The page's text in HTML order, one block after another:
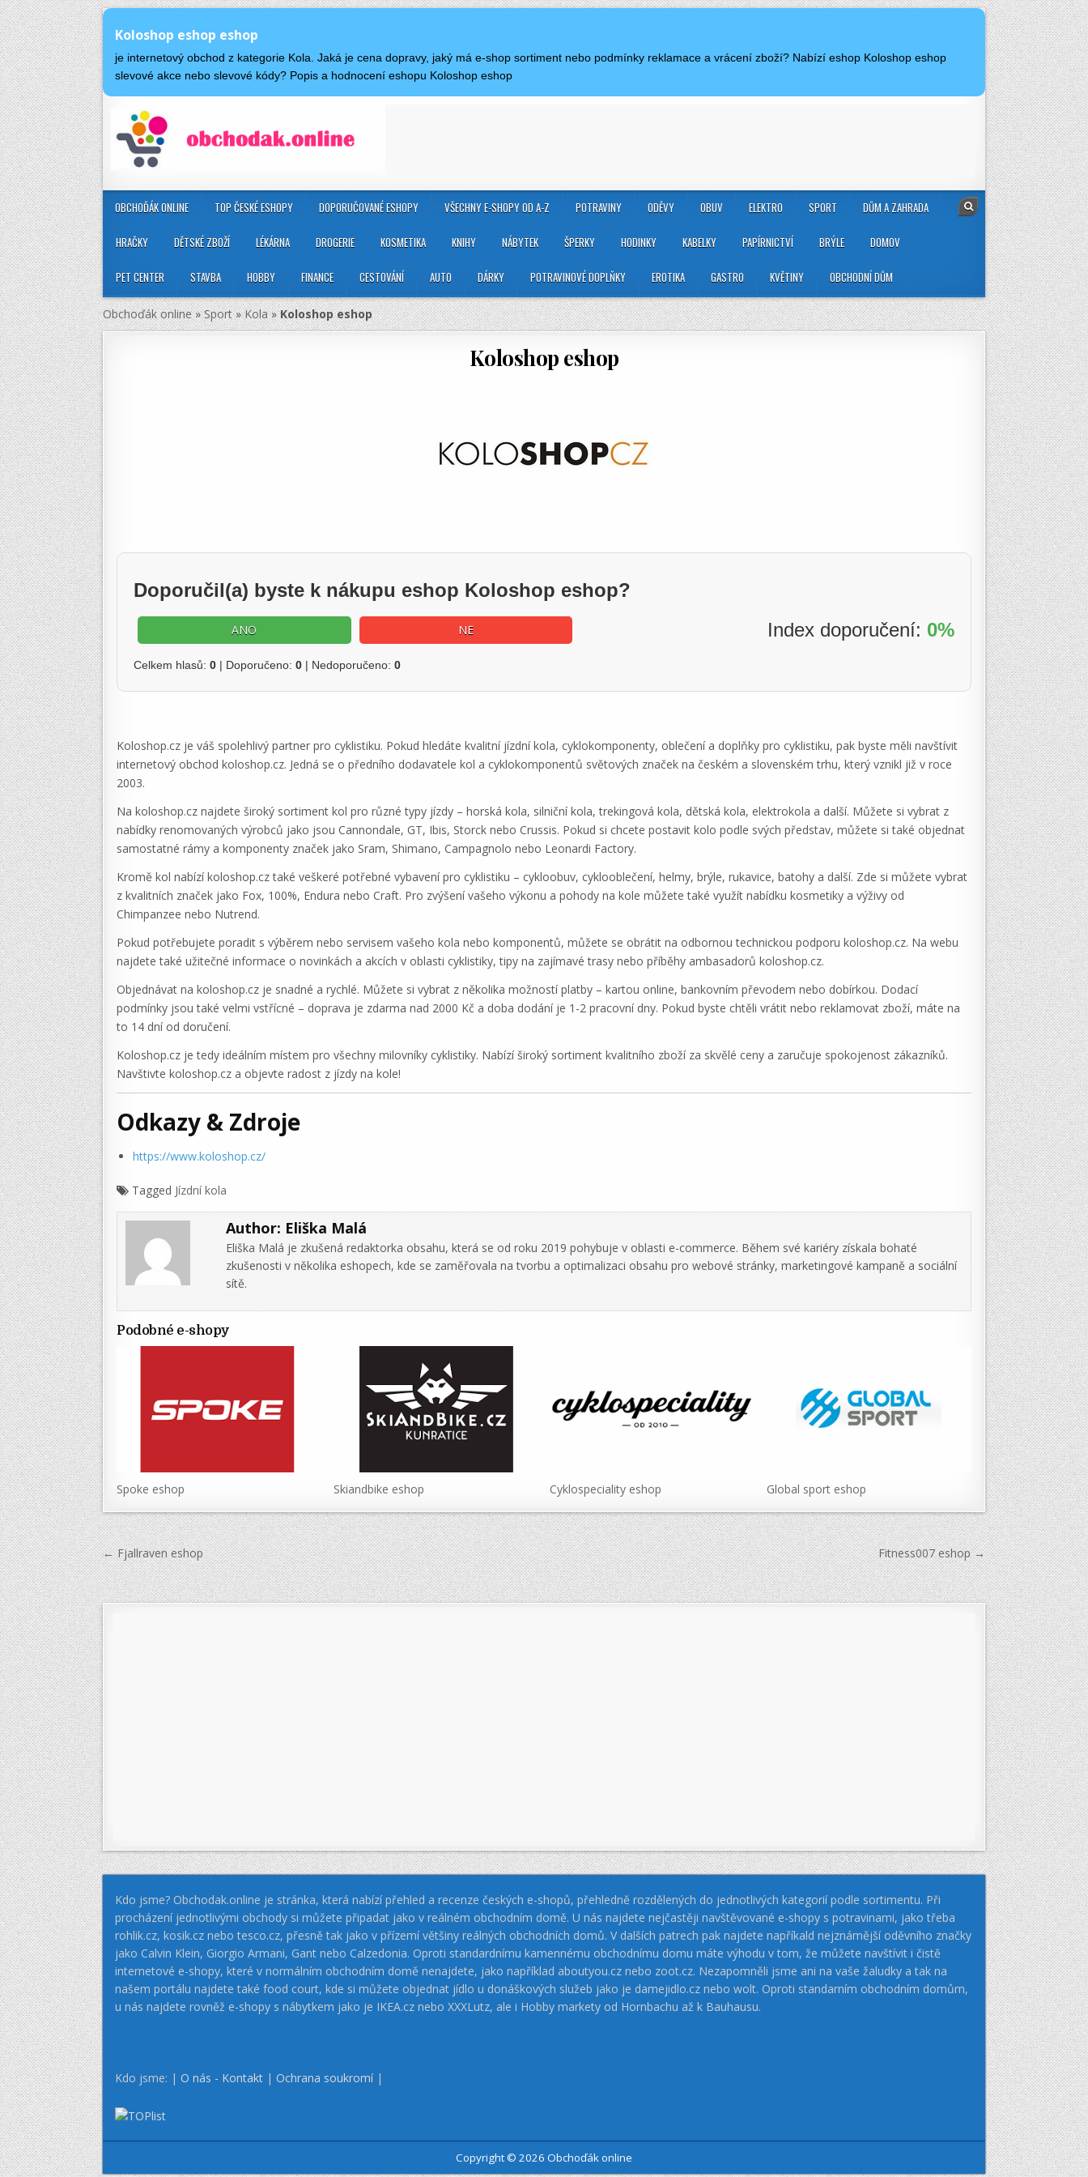
Koloshop eshop eshop
je internetový obchod z kategorie Kola. Jaká je cena dopravy, jaký má e-shop sortiment nebo podmínky reklamace a vrácení zboží? Nabízí eshop Koloshop eshop
slevové akce nebo slevové kódy? Popis a hodnocení eshopu Koloshop eshop
OBCHOĎÁK ONLINE TOP ČESKÉ ESHOPY DOPORUČOVANÉ ESHOPY VŠECHNY E-SHOPY OD A-Z POTRAVINY ODĚVY OBUV ELEKTRO SPORT DŮM A ZAHRADA
HRAČKY DĚTSKÉ ZBOŽÍ LÉKÁRNA DROGERIE KOSMETIKA KNIHY NÁBYTEK ŠPERKY HODINKY KABELKY PAPÍRNICTVÍ BRÝLE DOMOV
PET CENTER STAVBA HOBBY FINANCE CESTOVÁNÍ AUTO DÁRKY POTRAVINOVÉ DOPLŇKY EROTIKA GASTRO KVĚTINY OBCHODNÍ DŮM
Obchoďák online»Sport»Kola»Koloshop eshop
Koloshop eshop
Doporučil(a) byste k nákupu eshop Koloshop eshop?
ANO NE Index doporučení: 0%
Celkem hlasů: 0 | Doporučeno: 0 | Nedoporučeno: 0
Koloshop.cz je váš spolehlivý partner pro cyklistiku. Pokud hledáte kvalitní jízdní kola, cyklokomponenty, oblečení a doplňky pro cyklistiku, pak byste měli navštívit
internetový obchod koloshop.cz. Jedná se o předního dodavatele kol a cyklokomponentů světových značek na českém a slovenském trhu, který vznikl již v roce
2003.
Na koloshop.cz najdete široký sortiment kol pro různé typy jízdy – horská kola, silniční kola, trekingová kola, dětská kola, elektrokola a další. Můžete si vybrat z
nabídky renomovaných výrobců jako jsou Cannondale, GT, Ibis, Storck nebo Crussis. Pokud si chcete postavit kolo podle svých představ, můžete si také objednat
samostatné rámy a komponenty značek jako Sram, Shimano, Campagnolo nebo Leonardi Factory.
Kromě kol nabízí koloshop.cz také veškeré potřebné vybavení pro cyklistiku – cykloobuv, cyklooblečení, helmy, brýle, rukavice, batohy a další. Zde si můžete vybrat
z kvalitních značek jako Fox, 100%, Endura nebo Craft. Pro zvýšení vašeho výkonu a pohody na kole můžete také využít nabídku kosmetiky a výživy od
Chimpanzee nebo Nutrend.
Pokud potřebujete poradit s výběrem nebo servisem vašeho kola nebo komponentů, můžete se obrátit na odbornou technickou podporu koloshop.cz. Na webu
najdete také užitečné informace o novinkách a akcích v oblasti cyklistiky, tipy na zajímavé trasy nebo příběhy ambasadorů koloshop.cz.
Objednávat na koloshop.cz je snadné a rychlé. Můžete si vybrat z několika možností platby – kartou online, bankovním převodem nebo dobírkou. Dodací
podmínky jsou také velmi vstřícné – doprava je zdarma nad 2000 Kč a doba dodání je 1-2 pracovní dny. Pokud byste chtěli vrátit nebo reklamovat zboží, máte na
to 14 dní od doručení.
Koloshop.cz je tedy ideálním místem pro všechny milovníky cyklistiky. Nabízí široký sortiment kvalitního zboží za skvělé ceny a zaručuje spokojenost zákazníků.
Navštivte koloshop.cz a objevte radost z jízdy na kole!
Odkazy & Zdroje
https://www.koloshop.cz/
Tagged Jízdní kola
Author: Eliška Malá
Eliška Malá je zkušená redaktorka obsahu, která se od roku 2019 pohybuje v oblasti e-commerce. Během své kariéry získala bohaté
zkušenosti v několika eshopech, kde se zaměřovala na tvorbu a optimalizaci obsahu pro webové stránky, marketingové kampaně a sociální
sítě.
Podobné e-shopy
Spoke eshop Skiandbike eshop Cyklospeciality eshop Global sport eshop
Navigace
pro
příspěvek
← Fjallraven eshop Fitness007 eshop →
Kdo jsme? Obchodak.online je stránka, která nabízí přehled a recenze českých e-shopů, přehledně rozdělených do jednotlivých kategorií podle sortimentu. Při
procházení jednotlivými obchody si můžete připadat jako v reálném obchodním domě. U nás najdete nejčastěji navštěvované e-shopy s potravinami, jako třeba
rohlik.cz, kosik.cz nebo tesco.cz, přesně tak jako v přízemí většiny reálných obchodních domů. V dalších patrech pak najdete napříkald nejznámější oděvního značky
jako Calvin Klein, Giorgio Armani, Gant nebo Calzedonia. Oproti standardnímu kamennému obchodnímu domu máte výhodu v tom, že můžete navštívit i čistě
internetové e-shopy, které v normálním obchodním domě nenajdete, jako například aboutyou.cz nebo zoot.cz. Nezapomněli jsme ani na vaše žaludky a tak na
našem portálu najdete také food court, kde si můžete objednat jídlo u donáškových služeb jako je damejidlo.cz nebo wolt. Oproti standarním obchodním domům,
u nás najdete rovněž e-shopy s nábytkem jako je IKEA.cz nebo XXXLutz, ale i Hobby markety od Hornbachu až k Bauhausu.
Kdo jsme: | O nás - Kontakt | Ochrana soukromí|
Copyright © 2026 Obchoďák online